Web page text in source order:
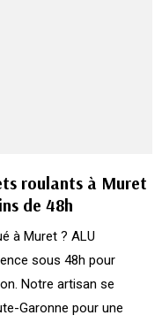
roulants à Muret
de 48h
à Muret ? ALU
sous 48h pour
Notre artisan se
Garonne pour une